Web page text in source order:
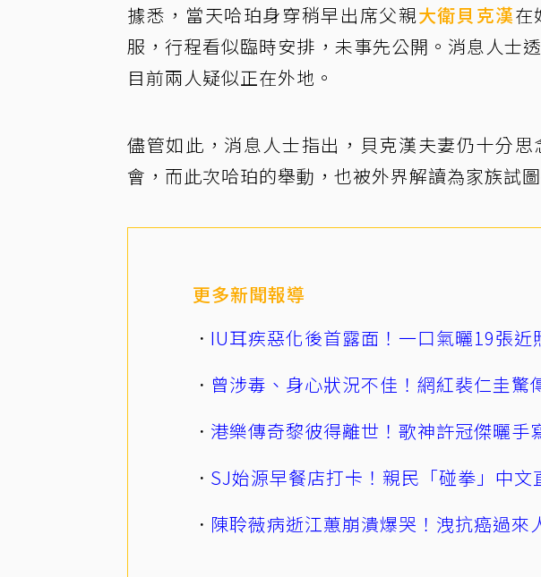
據悉，當天哈珀身穿稍早出席父親大衛貝克漢在
服，行程看似臨時安排，未事先公開。消息人士
目前兩人疑似正在外地。
儘管如此，消息人士指出，貝克漢夫妻仍十分
會，而此次哈珀的舉動，也被外界解讀為家族試
更多新聞報導
IU耳疾惡化後首露面！一口氣曬19張近
曾涉毒、身心狀況不佳！網紅裴仁圭驚
港樂傳奇黎彼得離世！歌神許冠傑曬手
SJ始源早餐店打卡！親民「碰拳」中文
陳聆薇病逝江蕙崩潰爆哭！洩抗癌過來